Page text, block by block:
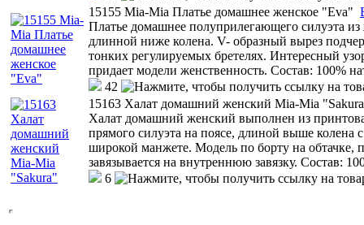
15155 Mia-Mia Платье домашнее женское "Eva"
Платье домашнее полуприлегающего силуэта
длинной ниже колена. V- образный вырез
тонких регулируемых бретелях. Интересный
придает модели женственность. Состав: 100%
42
15163 Халат домашний женский Mia-Mia
Халат домашний женский выполнен из
прямого силуэта на поясе, длиной выше колена
широкой манжете. Модель по борту на обтачке,
завязывается на внутреннюю завязку. Состав:
6